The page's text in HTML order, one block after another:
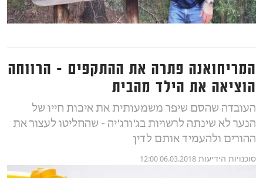
המריחואנה פתרה את ההתקפים - הרווחה
הוציאה את הילד מהבית
העובדה שהסם שיפר משמעותית את איכות חייו של
הנער לא שינתה לרשויות בג'ורג'יה - שהחליטו לעצור את
ההורים ולהעמיד אותם לדין
סוכנויות הידיעות 06.03.2018 12:00